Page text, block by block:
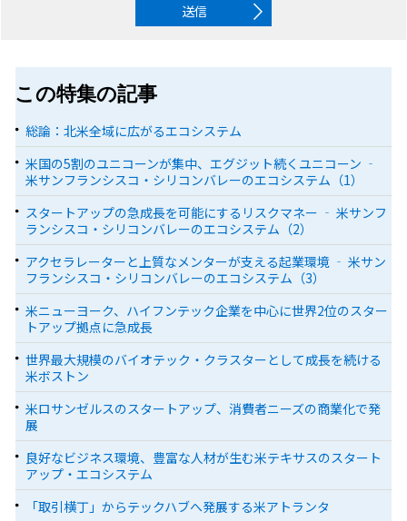
送信
この特集の記事
総論：北米全域に広がるエコシステム
米国の5割のユニコーンが集中、エグジット続くユニコーン ‐
米サンフランシスコ・シリコンバレーのエコシステム（1）
スタートアップの急成長を可能にするリスクマネー ‐ 米サンフ
ランシスコ・シリコンバレーのエコシステム（2）
アクセラレーターと上質なメンターが支える起業環境 ‐ 米サン
フランシスコ・シリコンバレーのエコシステム（3）
米ニューヨーク、ハイフンテック企業を中心に世界2位のスター
トアップ拠点に急成長
世界最大規模のバイオテック・クラスターとして成長を続ける
米ボストン
米ロサンゼルスのスタートアップ、消費者ニーズの商業化で発
展
良好なビジネス環境、豊富な人材が生む米テキサスのスタート
アップ・エコシステム
「取引横丁」からテックハブへ発展する米アトランタ